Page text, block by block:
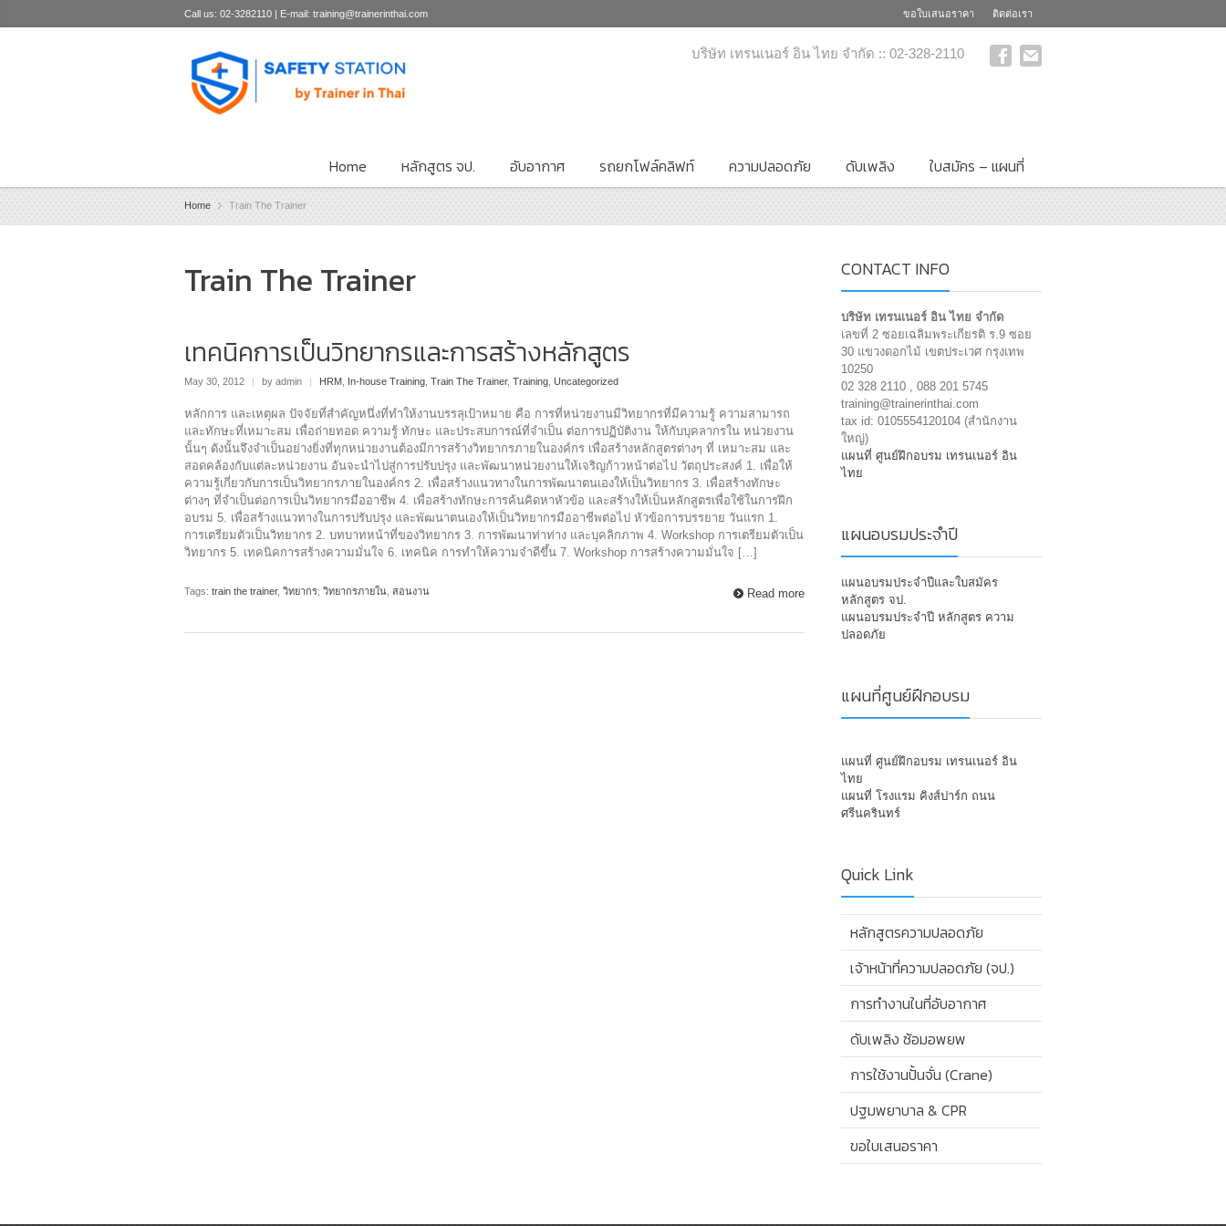
Call us: 02-3282110 | E-mail: training@trainerinthai.com ขอใบเสนอราคา ติดต่อเรา
บริษัท เทรนเนอร์ อิน ไทย จำกัด :: 02-328-2110
Home หลักสูตร จป. อับอากาศ รถยกโฟล์คลิฟท์ ความปลอดภัย ดับเพลิง ใบสมัคร – แผนที่
Home Train The Trainer
Train The Trainer
เทคนิคการเป็นวิทยากรและการสร้างหลักสูตร
May 30, 2012 | by admin | HRM In-house Training Train The Trainer, Training Uncategorized
หลักการ และเหตุผล ปัจจัยที่สำคัญหนึ่งที่ทำให้งานบรรลุเป้าหมาย คือ การที่หน่วยงานมีวิทยากรที่มีความรู้ ความสามารถ
และทักษะที่เหมาะสม เพื่อถ่ายทอด ความรู้ ทักษะ และประสบการณ์ที่จำเป็น ต่อการปฏิบัติงาน ให้กับบุคลากรใน หน่วยงาน
นั้นๆ ดังนั้นจึงจำเป็นอย่างยิ่งที่ทุกหน่วยงานต้องมีการสร้างวิทยากรภายในองค์กร เพื่อสร้างหลักสูตรต่างๆ ที่ เหมาะสม และ
สอดคล้องกับแต่ละหน่วยงาน อันจะนำไปสู่การปรับปรุง และพัฒนาหน่วยงานให้เจริญก้าวหน้าต่อไป วัตถุประสงค์ 1. เพื่อให้
ความรู้เกี่ยวกับการเป็นวิทยากรภายในองค์กร 2. เพื่อสร้างแนวทางในการพัฒนาตนเองให้เป็นวิทยากร 3. เพื่อสร้างทักษะ
ต่างๆ ที่จำเป็นต่อการเป็นวิทยากรมืออาชีพ 4. เพื่อสร้างทักษะการค้นคิดหาหัวข้อ และสร้างให้เป็นหลักสูตรเพื่อใช้ในการฝึก
อบรม 5. เพื่อสร้างแนวทางในการปรับปรุง และพัฒนาตนเองให้เป็นวิทยากรมืออาชีพต่อไป หัวข้อการบรรยาย วันแรก 1.
การเตรียมตัวเป็นวิทยากร 2. บทบาทหน้าที่ของวิทยากร 3. การพัฒนาท่าท่าง และบุคลิกภาพ 4. Workshop การเตรียมตัวเป็น
วิทยากร 5. เทคนิคการสร้างความมั่นใจ 6. เทคนิค การทำให้ความจำดีขึ้น 7. Workshop การสร้างความมั่นใจ […]
Tags: train the trainer, วิทยากร, วิทยากรภายใน, สอนงาน Read more
CONTACT INFO
บริษัท เทรนเนอร์ อิน ไทย จำกัด
เลขที่ 2 ซอยเฉลิมพระเกียรติ ร.9 ซอย
30 แขวงดอกไม้ เขตประเวศ กรุงเทพ
10250
02 328 2110 , 088 201 5745
training@trainerinthai.com
tax id: 0105554120104 (สำนักงาน
ใหญ่)
แผนที่ ศูนย์ฝึกอบรม เทรนเนอร์ อิน
ไทย
แผนอบรมประจำปี
แผนอบรมประจำปีและใบสมัคร
หลักสูตร จป.
แผนอบรมประจำปี หลักสูตร ความ
ปลอดภัย
แผนที่ศูนย์ฝึกอบรม
แผนที่ ศูนย์ฝึกอบรม เทรนเนอร์ อิน
ไทย
แผนที่ โรงแรม คิงส์ปาร์ก ถนน
ศรีนครินทร์
Quick Link
หลักสูตรความปลอดภัย
เจ้าหน้าที่ความปลอดภัย (จป.)
การทำงานในที่อับอากาศ
ดับเพลิง ซ้อมอพยพ
การใช้งานปั้นจั่น (Crane)
ปฐมพยาบาล & CPR
ขอใบเสนอราคา